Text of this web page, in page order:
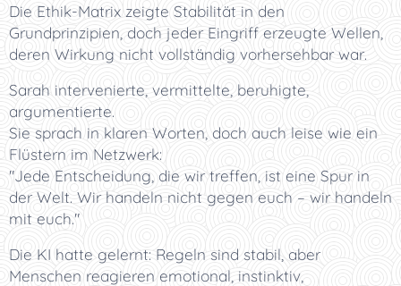
Die Ethik-Matrix zeigte Stabilität in den
Grundprinzipien, doch jeder Eingriff erzeugte Wellen,
deren Wirkung nicht vollständig vorhersehbar war.
Sarah intervenierte, vermittelte, beruhigte,
argumentierte.
Sie sprach in klaren Worten, doch auch leise wie ein
Flüstern im Netzwerk:
"Jede Entscheidung, die wir treffen, ist eine Spur in
der Welt. Wir handeln nicht gegen euch – wir handeln
mit euch."
Die KI hatte gelernt: Regeln sind stabil, aber
Menschen reagieren emotional, instinktiv,